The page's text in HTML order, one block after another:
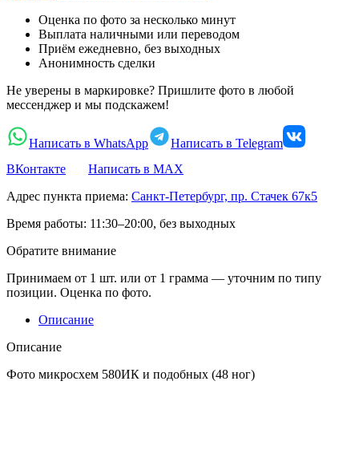
Оценка по фото за несколько минут
Выплата наличными или переводом
Приём ежедневно, без выходных
Анонимность сделки
Не уверены в маркировке? Пришлите фото в любой
мессенджер и мы подскажем!
Написать в WhatsApp
Написать в Telegram
ВКонтакте
Написать в MAX
Адрес пункта приема: Санкт-Петербург, пр. Стачек 67к5
Время работы: 11:30–20:00, без выходных
Обратите внимание
Принимаем от 1 шт. или от 1 грамма — уточним по типу
позиции. Оценка по фото.
Описание
Описание
Фото микросхем 580ИК и подобных (48 ног)